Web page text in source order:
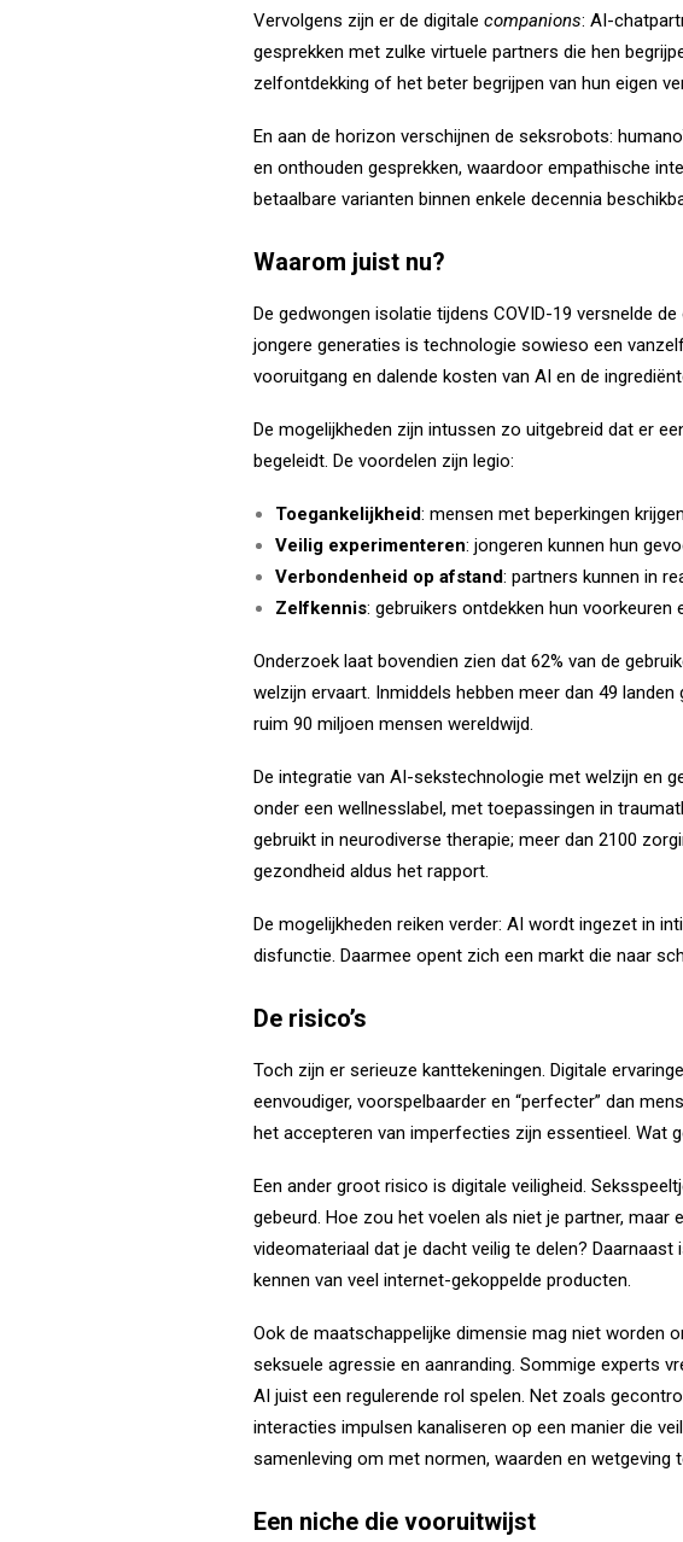
Vervolgens zijn er de digitale companions: AI-
gesprekken met zulke virtuele partners die hen
zelfontdekking of het beter begrijpen van hun eigen
En aan de horizon verschijnen de seksrobots:
en onthouden gesprekken, waardoor empathische
betaalbare varianten binnen enkele decennia
Waarom juist nu?
De gedwongen isolatie tijdens COVID-19 versnelde
jongere generaties is technologie sowieso een
vooruitgang en dalende kosten van AI en de
De mogelijkheden zijn intussen zo uitgebreid dat er
begeleidt. De voordelen zijn legio:
Toegankelijkheid: mensen met beperkingen
Veilig experimenteren: jongeren kunnen hun
Verbondenheid op afstand: partners kunnen in
Zelfkennis: gebruikers ontdekken hun
Onderzoek laat bovendien zien dat 62% van de
welzijn ervaart. Inmiddels hebben meer dan 49
ruim 90 miljoen mensen wereldwijd.
De integratie van AI-sekstechnologie met welzijn en
onder een wellnesslabel, met toepassingen in
gebruikt in neurodiverse therapie; meer dan 2100
gezondheid aldus het rapport.
De mogelijkheden reiken verder: AI wordt ingezet in
disfunctie. Daarmee opent zich een markt die naar
De risico’s
Toch zijn er serieuze kanttekeningen. Digitale
eenvoudiger, voorspelbaarder en “perfecter” dan
het accepteren van imperfecties zijn essentieel. Wat
Een ander groot risico is digitale veiligheid.
gebeurd. Hoe zou het voelen als niet je partner,
videomateriaal dat je dacht veilig te delen?
kennen van veel internet-gekoppelde producten.
Ook de maatschappelijke dimensie mag niet worden
seksuele agressie en aanranding. Sommige experts
AI juist een regulerende rol spelen. Net zoals
interacties impulsen kanaliseren op een manier die
samenleving om met normen, waarden en
Een niche die vooruitwijst